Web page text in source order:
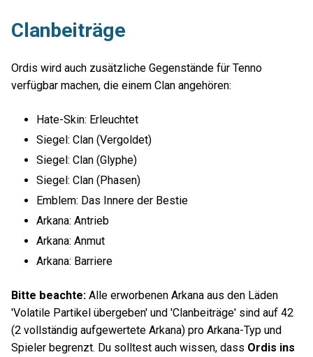
Clanbeiträge
Ordis wird auch zusätzliche Gegenstände für Tenno
verfügbar machen, die einem Clan angehören:
Hate-Skin: Erleuchtet
Siegel: Clan (Vergoldet)
Siegel: Clan (Glyphe)
Siegel: Clan (Phasen)
Emblem: Das Innere der Bestie
Arkana: Antrieb
Arkana: Anmut
Arkana: Barriere
Bitte beachte: Alle erworbenen Arkana aus den Läden
'Volatile Partikel übergeben' und 'Clanbeiträge' sind auf 42
(2 vollständig aufgewertete Arkana) pro Arkana-Typ und
Spieler begrenzt. Du solltest auch wissen, dass Ordis ins